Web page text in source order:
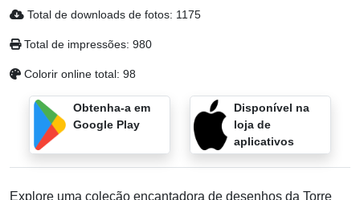
Total de downloads de fotos: 1175
Total de impressões: 980
Colorir online total: 98
Obtenha-a em
Google Play
Disponível na
loja de
aplicativos
Explore uma coleção encantadora de desenhos da Torre